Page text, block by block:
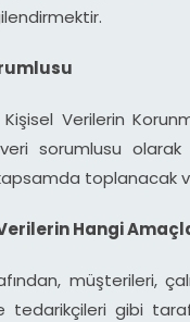
Kişisel Verilerin
sorumlusu olarak
toplanacak
Hangi
müşterileri,
tedarikçileri gibi